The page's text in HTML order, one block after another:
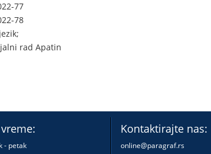
77
78
rad Apatin
- petak
Kontaktirajte nas:
online@paragraf.rs